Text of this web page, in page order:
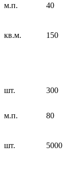
м.п. 40
кв.м. 150
шт. 300
м.п. 80
шт. 5000